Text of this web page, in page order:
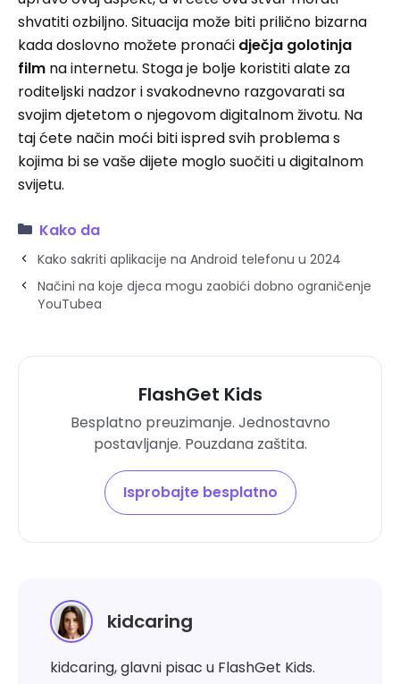
shvatiti ozbiljno. Situacija može biti prilično bizarna
kada doslovno možete pronaći dječja golotinja
film na internetu. Stoga je bolje koristiti alate za
roditeljski nadzor i svakodnevno razgovarati sa
svojim djetetom o njegovom digitalnom životu. Na
taj ćete način moći biti ispred svih problema s
kojima bi se vaše dijete moglo suočiti u digitalnom
svijetu.
Kako da
Kako sakriti aplikacije na Android telefonu u 2024
Načini na koje djeca mogu zaobići dobno ograničenje
YouTubea
FlashGet Kids
Besplatno preuzimanje. Jednostavno
postavljanje. Pouzdana zaštita.
Isprobajte besplatno
kidcaring
kidcaring, glavni pisac u FlashGet Kids.